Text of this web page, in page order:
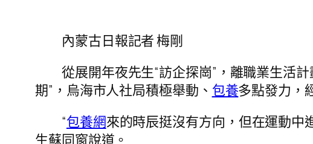
內蒙古日報記者 梅剛
從展開年夜先生“訪企探崗”，離職業生活
期”，烏海市人社局積極舉動、 包養多點發力，
“包養網來的時辰挺沒有方向，但在運動中
生蘇同窗說道。